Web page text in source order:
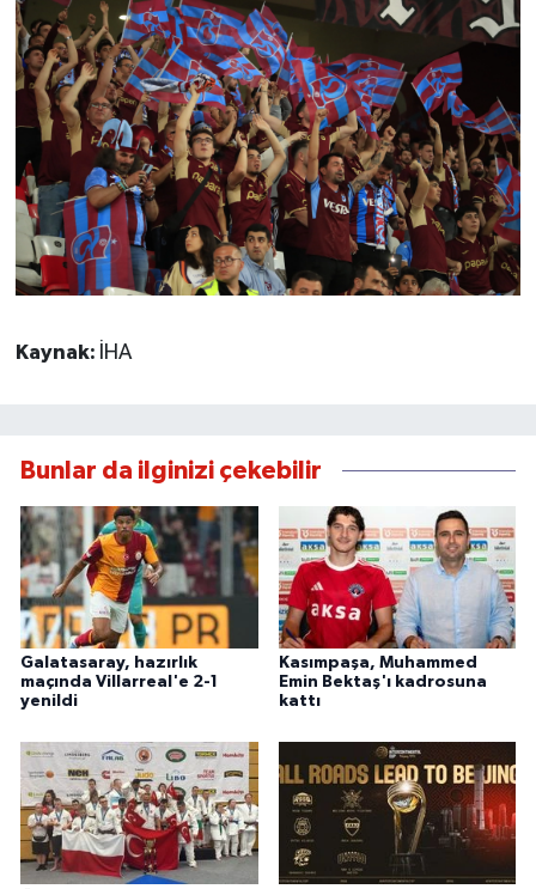
Kaynak: İHA
Bunlar da ilginizi çekebilir
Galatasaray, hazırlık
maçında Villarreal'e 2-1
yenildi
Kasımpaşa, Muhammed
Emin Bektaş'ı kadrosuna
kattı